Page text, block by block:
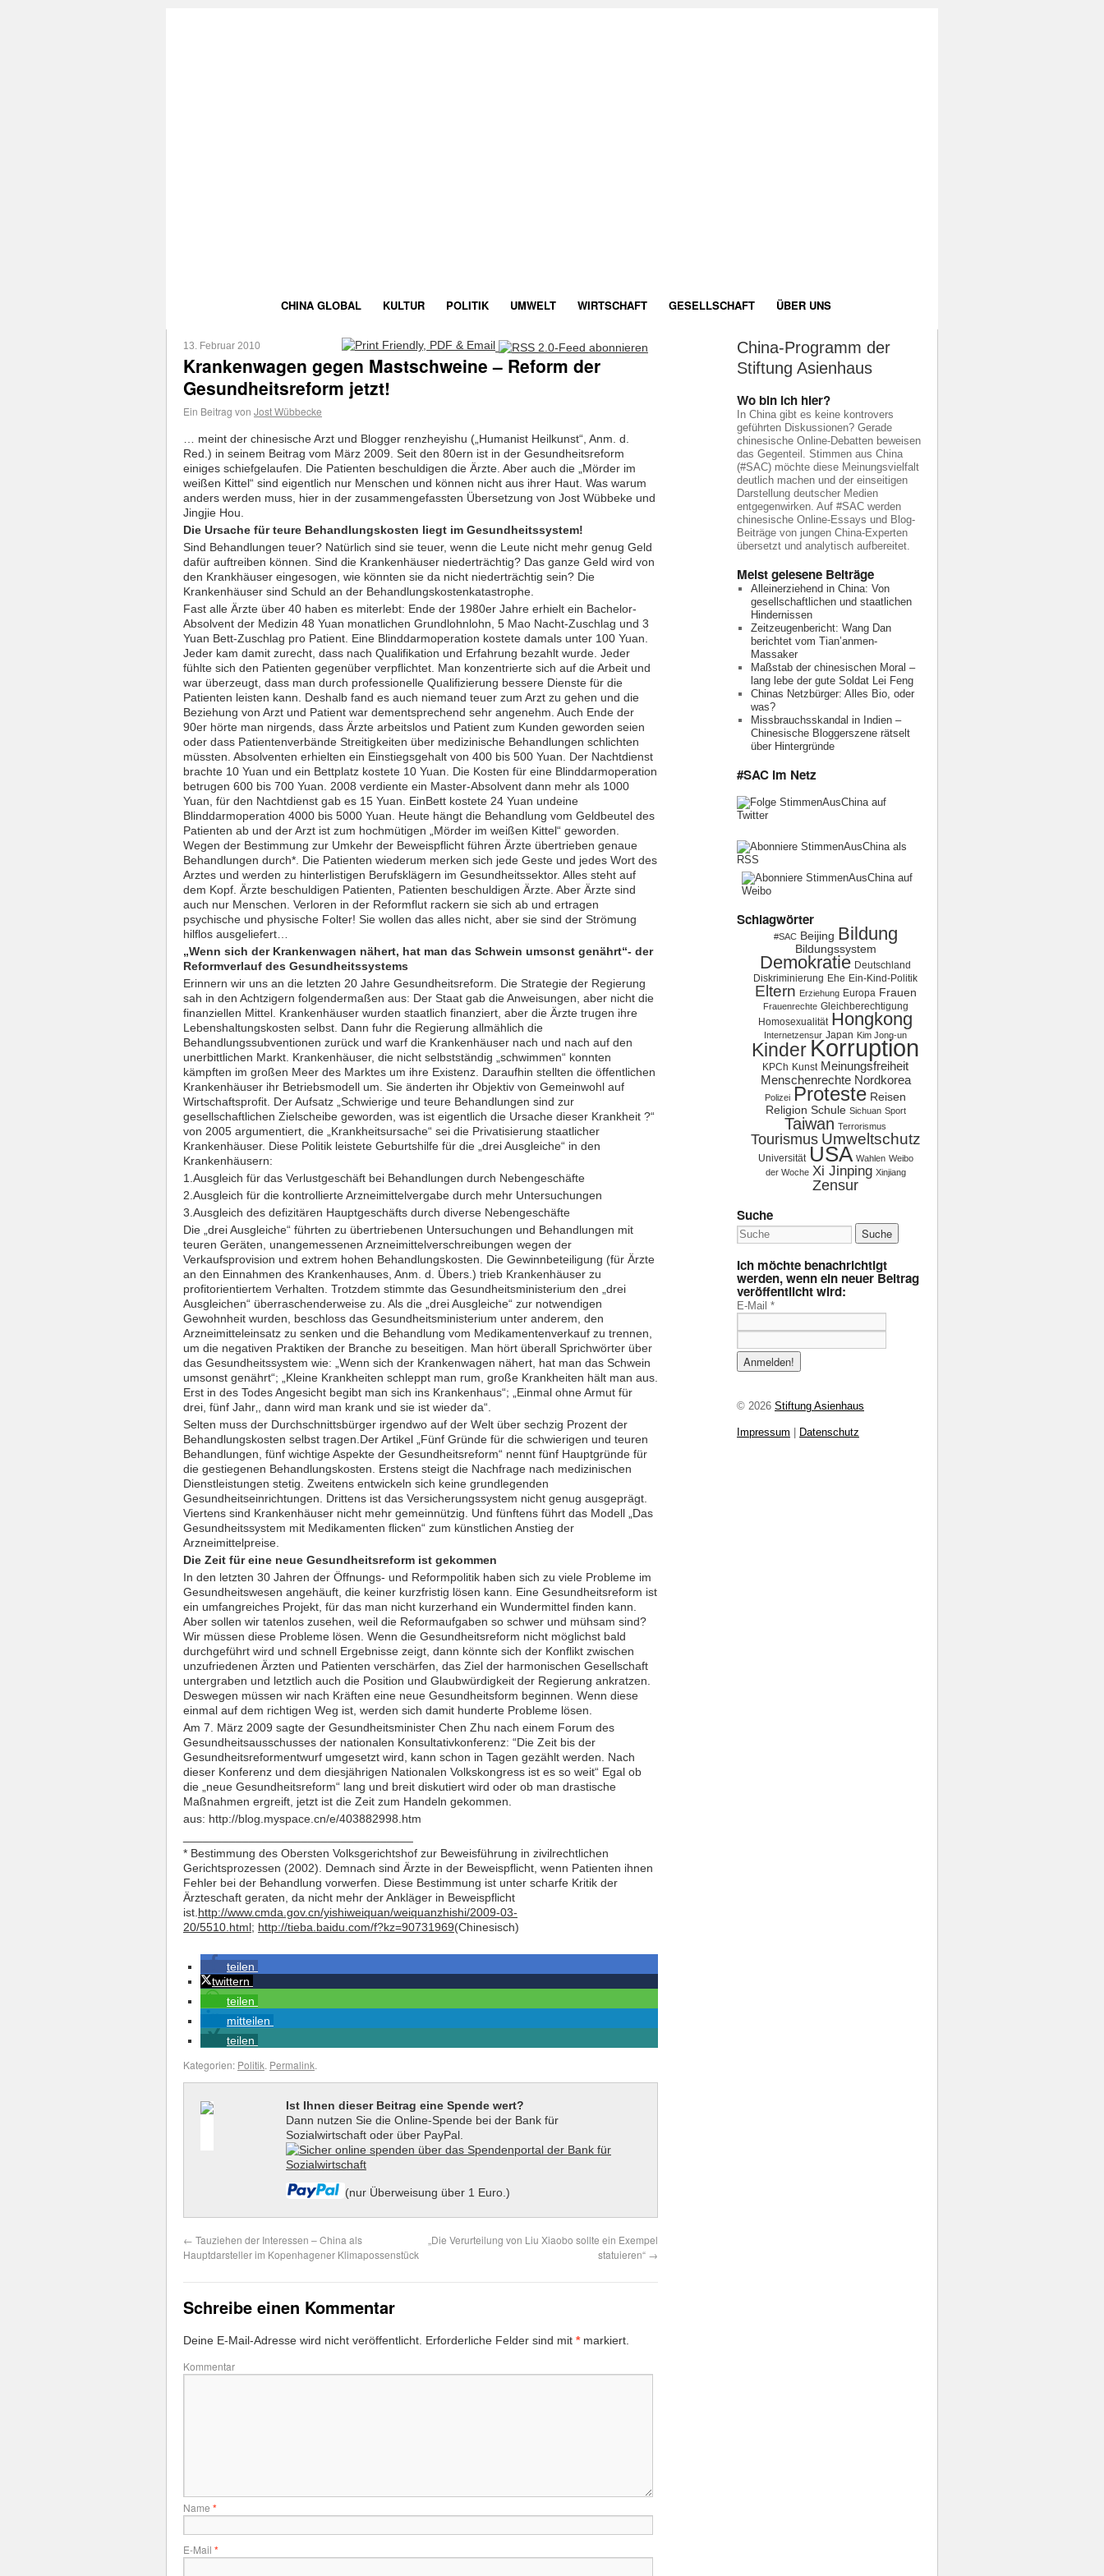
CHINA GLOBAL KULTUR POLITIK UMWELT WIRTSCHAFT GESELLSCHAFT ÜBER UNS
13. Februar 2010
Krankenwagen gegen Mastschweine – Reform der
Gesundheitsreform jetzt!
Ein Beitrag von Jost Wübbecke
… meint der chinesische Arzt und Blogger renzheyishu („Humanist Heilkunst“, Anm. d.
Red.) in seinem Beitrag vom März 2009. Seit den 80ern ist in der Gesundheitsreform
einiges schiefgelaufen. Die Patienten beschuldigen die Ärzte. Aber auch die „Mörder im
weißen Kittel“ sind eigentlich nur Menschen und können nicht aus ihrer Haut. Was warum
anders werden muss, hier in der zusammengefassten Übersetzung von Jost Wübbeke und
Jingjie Hou.
Die Ursache für teure Behandlungskosten liegt im Gesundheitssystem!
Sind Behandlungen teuer? Natürlich sind sie teuer, wenn die Leute nicht mehr genug Geld
dafür auftreiben können. Sind die Krankenhäuser niederträchtig? Das ganze Geld wird von
den Krankhäuser eingesogen, wie könnten sie da nicht niederträchtig sein? Die
Krankenhäuser sind Schuld an der Behandlungskostenkatastrophe.
Fast alle Ärzte über 40 haben es miterlebt: Ende der 1980er Jahre erhielt ein Bachelor-
Absolvent der Medizin 48 Yuan monatlichen Grundlohnlohn, 5 Mao Nacht-Zuschlag und 3
Yuan Bett-Zuschlag pro Patient. Eine Blinddarmoperation kostete damals unter 100 Yuan.
Jeder kam damit zurecht, dass nach Qualifikation und Erfahrung bezahlt wurde. Jeder
fühlte sich den Patienten gegenüber verpflichtet. Man konzentrierte sich auf die Arbeit und
war überzeugt, dass man durch professionelle Qualifizierung bessere Dienste für die
Patienten leisten kann. Deshalb fand es auch niemand teuer zum Arzt zu gehen und die
Beziehung von Arzt und Patient war dementsprechend sehr angenehm. Auch Ende der
90er hörte man nirgends, dass Ärzte arbeitslos und Patient zum Kunden geworden seien
oder dass Patientenverbände Streitigkeiten über medizinische Behandlungen schlichten
müssten. Absolventen erhielten ein Einstiegsgehalt von 400 bis 500 Yuan. Der Nachtdienst
brachte 10 Yuan und ein Bettplatz kostete 10 Yuan. Die Kosten für eine Blinddarmoperation
betrugen 600 bis 700 Yuan. 2008 verdiente ein Master-Absolvent dann mehr als 1000
Yuan, für den Nachtdienst gab es 15 Yuan. EinBett kostete 24 Yuan undeine
Blinddarmoperation 4000 bis 5000 Yuan. Heute hängt die Behandlung vom Geldbeutel des
Patienten ab und der Arzt ist zum hochmütigen „Mörder im weißen Kittel“ geworden.
Wegen der Bestimmung zur Umkehr der Beweispflicht führen Ärzte übertrieben genaue
Behandlungen durch*. Die Patienten wiederum merken sich jede Geste und jedes Wort des
Arztes und werden zu hinterlistigen Berufsklägern im Gesundheitssektor. Alles steht auf
dem Kopf. Ärzte beschuldigen Patienten, Patienten beschuldigen Ärzte. Aber Ärzte sind
auch nur Menschen. Verloren in der Reformflut rackern sie sich ab und ertragen
psychische und physische Folter! Sie wollen das alles nicht, aber sie sind der Strömung
hilflos ausgeliefert…
„Wenn sich der Krankenwagen nähert, hat man das Schwein umsonst genährt“- der
Reformverlauf des Gesundheitssystems
Erinnern wir uns an die letzten 20 Jahre Gesundheitsreform. Die Strategie der Regierung
sah in den Achtzigern folgendermaßen aus: Der Staat gab die Anweisungen, aber nicht die
finanziellen Mittel. Krankenhäuser wurden staatlich finanziert, aber die Ärzte trugen ihre
Lebenshaltungskosten selbst. Dann fuhr die Regierung allmählich die
Behandlungssubventionen zurück und warf die Krankenhäuser nach und nach auf den
unerbittlichen Markt. Krankenhäuser, die nicht selbstständig „schwimmen“ konnten
kämpften im großen Meer des Marktes um ihre Existenz. Daraufhin stellten die öffentlichen
Krankenhäuser ihr Betriebsmodell um. Sie änderten ihr Objektiv von Gemeinwohl auf
Wirtschaftsprofit. Der Aufsatz „Schwierige und teure Behandlungen sind zur
gesellschaftlichen Zielscheibe geworden, was ist eigentlich die Ursache dieser Krankheit ?“
von 2005 argumentiert, die „Krankheitsursache“ sei die Privatisierung staatlicher
Krankenhäuser. Diese Politik leistete Geburtshilfe für die „drei Ausgleiche“ in den
Krankenhäusern:
1.Ausgleich für das Verlustgeschäft bei Behandlungen durch Nebengeschäfte
2.Ausgleich für die kontrollierte Arzneimittelvergabe durch mehr Untersuchungen
3.Ausgleich des defizitären Hauptgeschäfts durch diverse Nebengeschäfte
Die „drei Ausgleiche“ führten zu übertriebenen Untersuchungen und Behandlungen mit
teuren Geräten, unangemessenen Arzneimittelverschreibungen wegen der
Verkaufsprovision und extrem hohen Behandlungskosten. Die Gewinnbeteiligung (für Ärzte
an den Einnahmen des Krankenhauses, Anm. d. Übers.) trieb Krankenhäuser zu
profitorientiertem Verhalten. Trotzdem stimmte das Gesundheitsministerium den „drei
Ausgleichen“ überraschenderweise zu. Als die „drei Ausgleiche“ zur notwendigen
Gewohnheit wurden, beschloss das Gesundheitsministerium unter anderem, den
Arzneimitteleinsatz zu senken und die Behandlung vom Medikamentenverkauf zu trennen,
um die negativen Praktiken der Branche zu beseitigen. Man hört überall Sprichwörter über
das Gesundheitssystem wie: „Wenn sich der Krankenwagen nähert, hat man das Schwein
umsonst genährt“; „Kleine Krankheiten schleppt man rum, große Krankheiten hält man aus.
Erst in des Todes Angesicht begibt man sich ins Krankenhaus“; „Einmal ohne Armut für
drei, fünf Jahr‚, dann wird man krank und sie ist wieder da“.
Selten muss der Durchschnittsbürger irgendwo auf der Welt über sechzig Prozent der
Behandlungskosten selbst tragen.Der Artikel „Fünf Gründe für die schwierigen und teuren
Behandlungen, fünf wichtige Aspekte der Gesundheitsreform“ nennt fünf Hauptgründe für
die gestiegenen Behandlungskosten. Erstens steigt die Nachfrage nach medizinischen
Dienstleistungen stetig. Zweitens entwickeln sich keine grundlegenden
Gesundheitseinrichtungen. Drittens ist das Versicherungssystem nicht genug ausgeprägt.
Viertens sind Krankenhäuser nicht mehr gemeinnützig. Und fünftens führt das Modell „Das
Gesundheitssystem mit Medikamenten flicken“ zum künstlichen Anstieg der
Arzneimittelpreise.
Die Zeit für eine neue Gesundheitsreform ist gekommen
In den letzten 30 Jahren der Öffnungs- und Reformpolitik haben sich zu viele Probleme im
Gesundheitswesen angehäuft, die keiner kurzfristig lösen kann. Eine Gesundheitsreform ist
ein umfangreiches Projekt, für das man nicht kurzerhand ein Wundermittel finden kann.
Aber sollen wir tatenlos zusehen, weil die Reformaufgaben so schwer und mühsam sind?
Wir müssen diese Probleme lösen. Wenn die Gesundheitsreform nicht möglichst bald
durchgeführt wird und schnell Ergebnisse zeigt, dann könnte sich der Konflikt zwischen
unzufriedenen Ärzten und Patienten verschärfen, das Ziel der harmonischen Gesellschaft
untergraben und letztlich auch die Position und Glaubwürdigkeit der Regierung ankratzen.
Deswegen müssen wir nach Kräften eine neue Gesundheitsform beginnen. Wenn diese
einmal auf dem richtigen Weg ist, werden sich damit hunderte Probleme lösen.
Am 7. März 2009 sagte der Gesundheitsminister Chen Zhu nach einem Forum des
Gesundheitsausschusses der nationalen Konsultativkonferenz: “Die Zeit bis der
Gesundheitsreformentwurf umgesetzt wird, kann schon in Tagen gezählt werden. Nach
dieser Konferenz und dem diesjährigen Nationalen Volkskongress ist es so weit“ Egal ob
die „neue Gesundheitsreform“ lang und breit diskutiert wird oder ob man drastische
Maßnahmen ergreift, jetzt ist die Zeit zum Handeln gekommen.
aus: http://blog.myspace.cn/e/403882998.htm
* Bestimmung des Obersten Volksgerichtshof zur Beweisführung in zivilrechtlichen
Gerichtsprozessen (2002). Demnach sind Ärzte in der Beweispflicht, wenn Patienten ihnen
Fehler bei der Behandlung vorwerfen. Diese Bestimmung ist unter scharfe Kritik der
Ärzteschaft geraten, da nicht mehr der Ankläger in Beweispflicht
ist.http://www.cmda.gov.cn/yishiweiquan/weiquanzhishi/2009-03-
20/5510.html; http://tieba.baidu.com/f?kz=90731969(Chinesisch)
teilen
twittern
teilen
mitteilen
teilen
Kategorien: Politik. Permalink.
Ist Ihnen dieser Beitrag eine Spende wert?
Dann nutzen Sie die Online-Spende bei der Bank für
Sozialwirtschaft oder über PayPal.
(nur Überweisung über 1 Euro.)
← Tauziehen der Interessen – China als
Hauptdarsteller im Kopenhagener Klimapossenstück
„Die Verurteilung von Liu Xiaobo sollte ein Exempel
statuieren“ →
Schreibe einen Kommentar
Deine E-Mail-Adresse wird nicht veröffentlicht. Erforderliche Felder sind mit *markiert.
Kommentar
Name *
E-Mail *
China-Programm der
Stiftung Asienhaus
Wo bin ich hier?
In China gibt es keine kontrovers
geführten Diskussionen? Gerade
chinesische Online-Debatten beweisen
das Gegenteil. Stimmen aus China
(#SAC) möchte diese Meinungsvielfalt
deutlich machen und der einseitigen
Darstellung deutscher Medien
entgegenwirken. Auf #SAC werden
chinesische Online-Essays und Blog-
Beiträge von jungen China-Experten
übersetzt und analytisch aufbereitet.
Meist gelesene Beiträge
Alleinerziehend in China: Von
gesellschaftlichen und staatlichen
Hindernissen
Zeitzeugenbericht: Wang Dan
berichtet vom Tian’anmen-
Massaker
Maßstab der chinesischen Moral –
lang lebe der gute Soldat Lei Feng
Chinas Netzbürger: Alles Bio, oder
was?
Missbrauchsskandal in Indien –
Chinesische Bloggerszene rätselt
über Hintergründe
#SAC im Netz
Schlagwörter
#SAC Beijing Bildung
Bildungssystem
Demokratie Deutschland
Diskriminierung Ehe Ein-Kind-Politik
Eltern Erziehung Europa Frauen
Frauenrechte Gleichberechtigung
Homosexualität Hongkong
Internetzensur Japan Kim Jong-un
KinderKorruption
KPCh Kunst Meinungsfreiheit
Menschenrechte Nordkorea
Polizei Proteste Reisen
Religion Schule Sichuan Sport
Taiwan Terrorismus
Tourismus Umweltschutz
Universität USA Wahlen Weibo
der Woche Xi Jinping Xinjiang
Zensur
Suche
Ich möchte benachrichtigt
werden, wenn ein neuer Beitrag
veröffentlicht wird:
E-Mail *
© 2026 Stiftung Asienhaus
Impressum Datenschutz